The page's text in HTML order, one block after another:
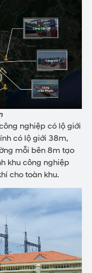
nghiệp có lộ giới
có lộ giới 38m,
mỗi bên 8m tạo
khu công nghiệp
cho toàn khu.